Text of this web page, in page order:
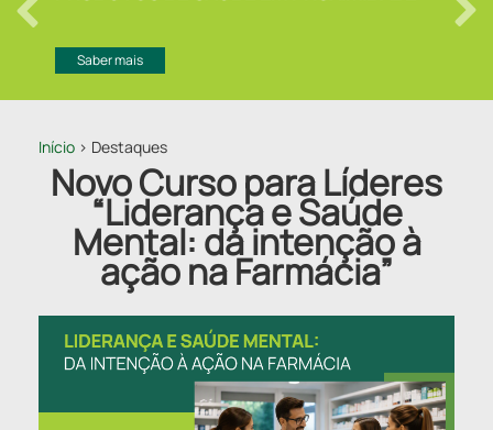
Saber mais
Início > Destaques
Novo Curso para Líderes
“Liderança e Saúde
Mental: da intenção à
ação na Farmácia”